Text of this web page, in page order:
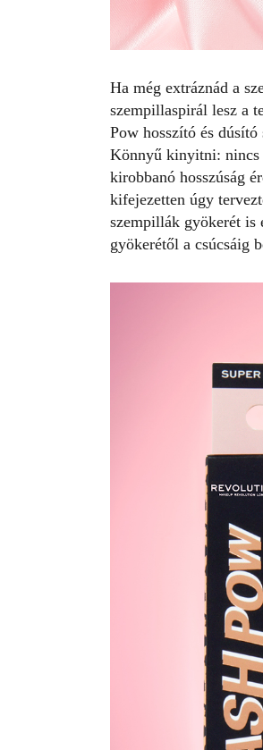
Ha még extráznád a
szempillaspirál lesz a
Pow hosszító és
Könnyű kinyitni: nincs
kirobbanó hosszúság
kifejezetten úgy
szempillák gyökerét is
gyökerétől a csúcsáig